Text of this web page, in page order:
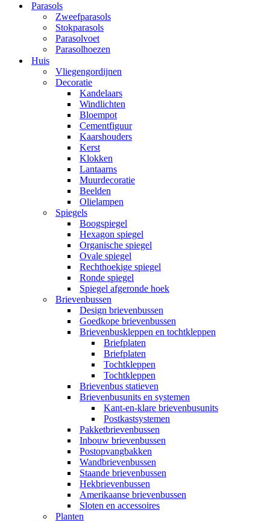
Parasols
Zweefparasols
Stokparasols
Parasolvoet
Parasolhoezen
Huis
Vliegengordijnen
Decoratie
Kandelaars
Windlichten
Bloempot
Cementfiguur
Kaarshouders
Kerst
Klokken
Lantaarns
Muurdecoratie
Beelden
Olielampen
Spiegels
Boogspiegel
Hexagon spiegel
Organische spiegel
Ovale spiegel
Rechthoekige spiegel
Ronde spiegel
Spiegel afgeronde hoek
Brievenbussen
Design brievenbussen
Goedkope brievenbussen
Brievenbuskleppen en tochtkleppen
Briefplaten
Briefplaten
Tochtkleppen
Tochtkleppen
Brievenbus statieven
Brievenbusunits en systemen
Kant-en-klare brievenbusunits
Postkastsystemen
Pakketbrievenbussen
Inbouw brievenbussen
Postopvangbakken
Wandbrievenbussen
Staande brievenbussen
Hekbrievenbussen
Amerikaanse brievenbussen
Sloten en accessoires
Planten